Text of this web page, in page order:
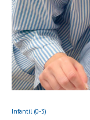
Infantil (0-3)